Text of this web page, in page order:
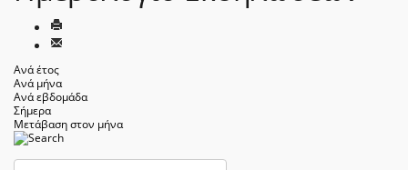
Ανά έτος
Ανά μήνα
Ανά εβδομάδα
Σήμερα
Μετάβαση στον μήνα